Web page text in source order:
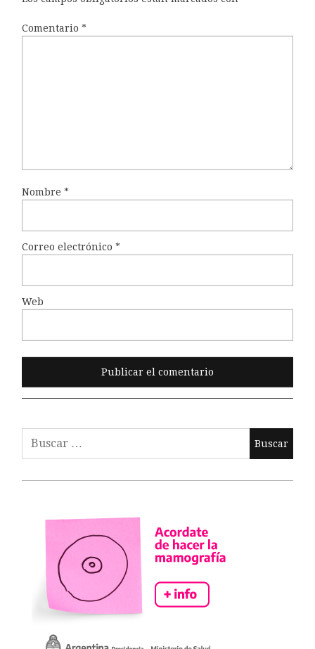
Comentario *
Nombre *
Correo electrónico *
Web